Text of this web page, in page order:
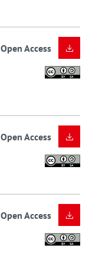
Open Access
Open Access
Open Access